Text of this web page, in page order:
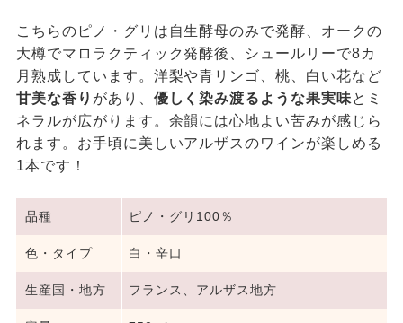
こちらのピノ・グリは自生酵母のみで発酵、オークの
大樽でマロラクティック発酵後、シュールリーで8カ
月熟成しています。洋梨や青リンゴ、桃、白い花など
甘美な香り があり、 優しく染み渡るような果実味とミ
ネラルが広がります。余韻には心地よい苦みが感じら
れます。お手頃に美しいアルザスのワインが楽しめる
1本です！
品種 ピノ・グリ100％
色・タイプ 白・辛口
生産国・地方 フランス、アルザス地方